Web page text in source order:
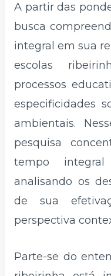
A partir das
busca
integral em sua
escolas
processos
especificidades
ambientais.
pesquisa
tempo
analisando os
de sua
perspectiva
Parte-se do